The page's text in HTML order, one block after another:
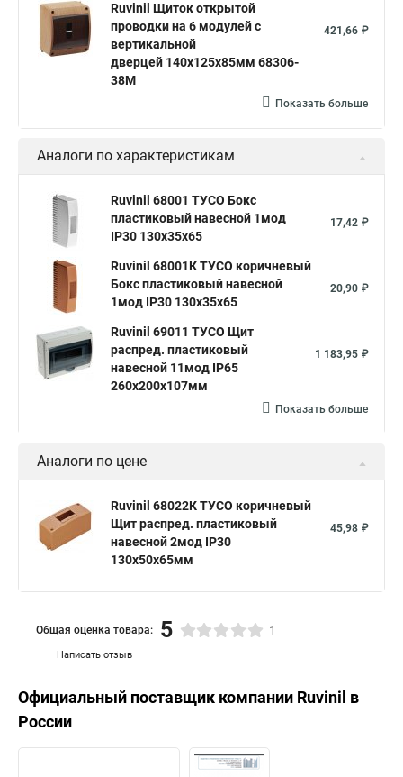
Ruvinil Щиток открытой
проводки на 6 модулей с
вертикальной
дверцей 140х125х85мм 68306-
38М
421,66 ₽
Показать больше
Аналоги по характеристикам
Ruvinil 68001 ТУСО Бокс
пластиковый навесной 1мод
IP30 130х35х65
17,42 ₽
Ruvinil 68001К ТУСО коричневый
Бокс пластиковый навесной
1мод IP30 130х35х65
20,90 ₽
Ruvinil 69011 ТУСО Щит
распред. пластиковый
навесной 11мод IP65
260х200х107мм
1 183,95 ₽
Показать больше
Аналоги по цене
Ruvinil 68022К ТУСО коричневый
Щит распред. пластиковый
навесной 2мод IP30
130х50х65мм
45,98 ₽
Написать отзыв
Общая оценка товара: 5 1
Официальный поставщик компании Ruvinil в
России